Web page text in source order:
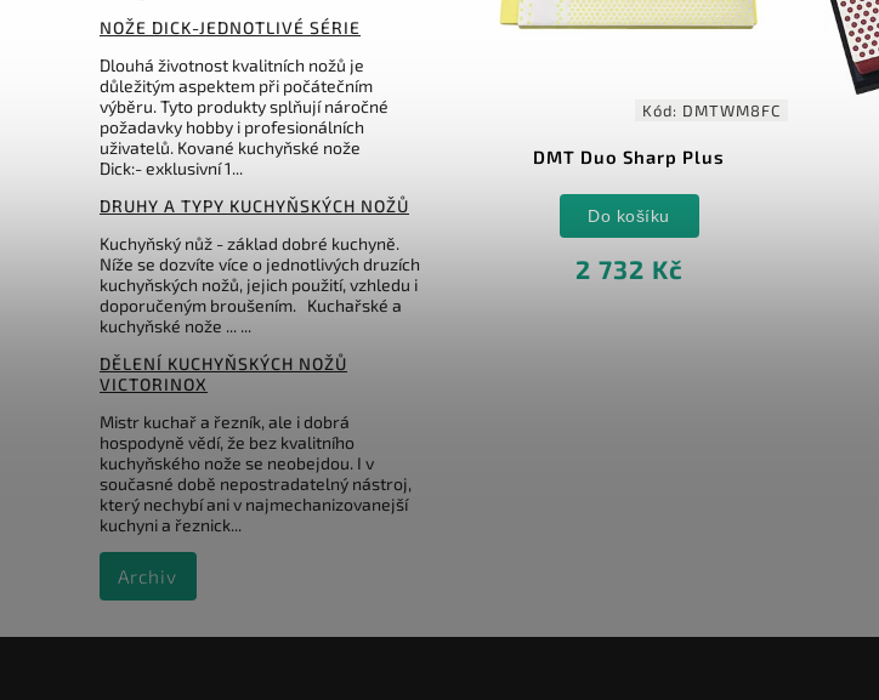
NOŽE DICK-JEDNOTLIVÉ SÉRIE
Dlouhá životnost kvalitních nožů je
důležitým aspektem při počátečním
výběru. Tyto produkty splňují náročné
požadavky hobby i profesionálních
uživatelů. Kované kuchyňské nože
Dick:- exklusivní 1...
DRUHY A TYPY KUCHYŇSKÝCH NOŽŮ
Kuchyňský nůž - základ dobré kuchyně.
Níže se dozvíte více o jednotlivých druzích
kuchyňských nožů, jejich použití, vzhledu i
doporučeným broušením. Kuchařské a
kuchyňské nože ... ...
DĚLENÍ KUCHYŇSKÝCH NOŽŮ
VICTORINOX
Mistr kuchař a řezník, ale i dobrá
hospodyně vědí, že bez kvalitního
kuchyňského nože se neobejdou. I v
současné době nepostradatelný nástroj,
který nechybí ani v najmechanizovanejší
kuchyni a řeznick...
Archiv
Kód:DMTW8C
DMT Diamantový brousek
3 456 Kč
Do košíku
Kód: DMTWM8FC
DMT Duo Sharp Plus
2 732 Kč
Do košíku